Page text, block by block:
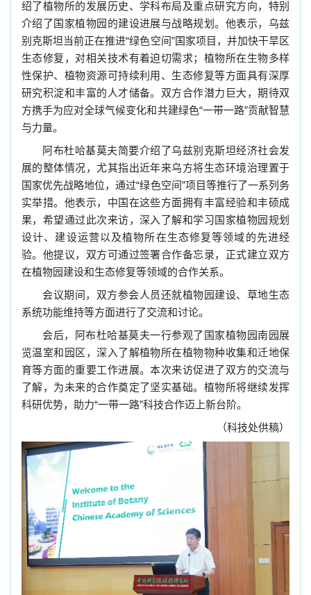
绍了植物所的发展历史、学科布局及重点研究方向，特别
介绍了国家植物园的建设进展与战略规划。他表示，乌兹
别克斯坦当前正在推进“绿色空间”国家项目，并加快干旱区
生态修复，对相关技术有着迫切需求；植物所在生物多样
性保护、植物资源可持续利用、生态修复等方面具有深厚
研究积淀和丰富的人才储备。双方合作潜力巨大，期待双
方携手为应对全球气候变化和共建绿色“一带一路”贡献智慧
与力量。
阿布杜哈基莫夫简要介绍了乌兹别克斯坦经济社会发
展的整体情况，尤其指出近年来乌方将生态环境治理置于
国家优先战略地位，通过“绿色空间”项目等推行了一系列务
实举措。他表示，中国在这些方面拥有丰富经验和丰硕成
果，希望通过此次来访，深入了解和学习国家植物园规划
设计、建设运营以及植物所在生态修复等领域的先进经
验。他提议，双方可通过签署合作备忘录，正式建立双方
在植物园建设和生态修复等领域的合作关系。
会议期间，双方参会人员还就植物园建设、草地生态
系统功能维持等方面进行了交流和讨论。
会后，阿布杜哈基莫夫一行参观了国家植物园南园展
览温室和园区，深入了解植物所在植物物种收集和迁地保
育等方面的重要工作进展。本次来访促进了双方的交流与
了解，为未来的合作奠定了坚实基础。植物所将继续发挥
科研优势，助力“一带一路”科技合作迈上新台阶。
（科技处供稿）